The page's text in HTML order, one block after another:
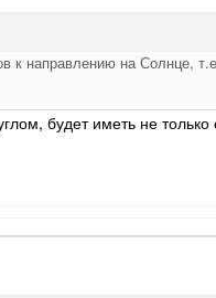
к направлению на Солнце,
будет иметь не